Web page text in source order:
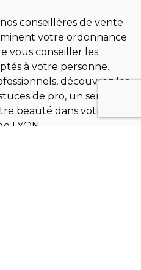
conseillères de vente
votre ordonnance
vous conseiller les
à votre personne.
découvrez les
de pro, un service
beauté dans votre
LYON.